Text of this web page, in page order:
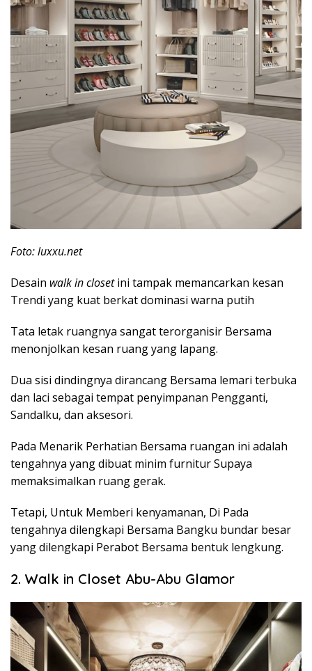
Foto: luxxu.net
Desain walk in closetini tampak memancarkan kesan
Trendi yang kuat berkat dominasi warna putih
Tata letak ruangnya sangat terorganisir Bersama
menonjolkan kesan ruang yang lapang.
Dua sisi dindingnya dirancang Bersama lemari terbuka
dan laci sebagai tempat penyimpanan Pengganti,
Sandalku, dan aksesori.
Pada Menarik Perhatian Bersama ruangan ini adalah
tengahnya yang dibuat minim furnitur Supaya
memaksimalkan ruang gerak.
Tetapi, Untuk Memberi kenyamanan, Di Pada
tengahnya dilengkapi Bersama Bangku bundar besar
yang dilengkapi Perabot Bersama bentuk lengkung.
2. Walk in Closet Abu-Abu Glamor